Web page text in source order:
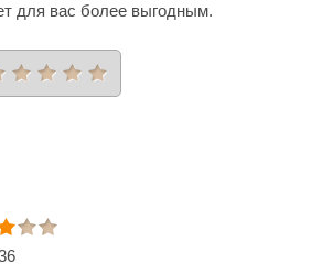
для вас более выгодным.